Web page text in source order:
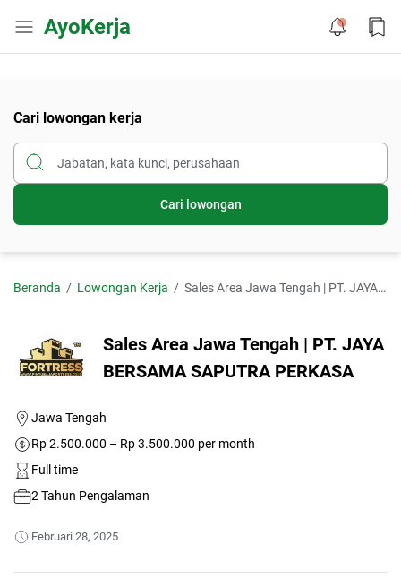
AyoKerja
Cari lowongan kerja
Cari lowongan
Beranda Lowongan Kerja Sales Area Jawa Tengah | PT. JAYA BERSAMA SAPUTRA PERKASA
Sales Area Jawa Tengah | PT. JAYA
BERSAMA SAPUTRA PERKASA
Jawa Tengah
Rp 2.500.000 – Rp 3.500.000 per month
Full time
2 Tahun Pengalaman
Februari 28, 2025